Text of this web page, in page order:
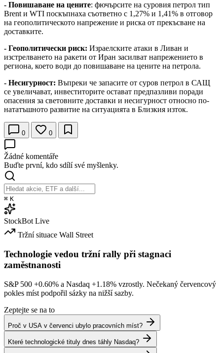
- Повишаване на цените: фючърсите на суровия петрол тип
Brent и WTI поскъпнаха съответно с 1,27% и 1,41% в отговор
на геополитическото напрежение и риска от прекъсване на
доставките.
- Геополитически риск: Израелските атаки в Ливан и
изстрелването на ракети от Иран засилват напрежението в
региона, което води до повишаване на цените на петрола.
- Несигурност: Въпреки че запасите от суров петрол в САЩ
се увеличават, инвеститорите остават предпазливи поради
опасения за световните доставки и несигурност относно по-
нататъшното развитие на ситуацията в Близкия изток.
0 0
Žádné komentáře
Buďte první, kdo sdílí své myšlenky.
⌘ K
StockBot Live
Tržní situace Wall Street
Technologie vedou tržní rally při stagnaci
zaměstnanosti
S&P 500 +0.60% a Nasdaq +1.18% vzrostly. Nečekaný červencový
pokles míst podpořil sázky na nižší sazby.
Zeptejte se na to
Proč v USA v červenci ubylo pracovních míst?
Které technologické tituly dnes táhly Nasdaq?